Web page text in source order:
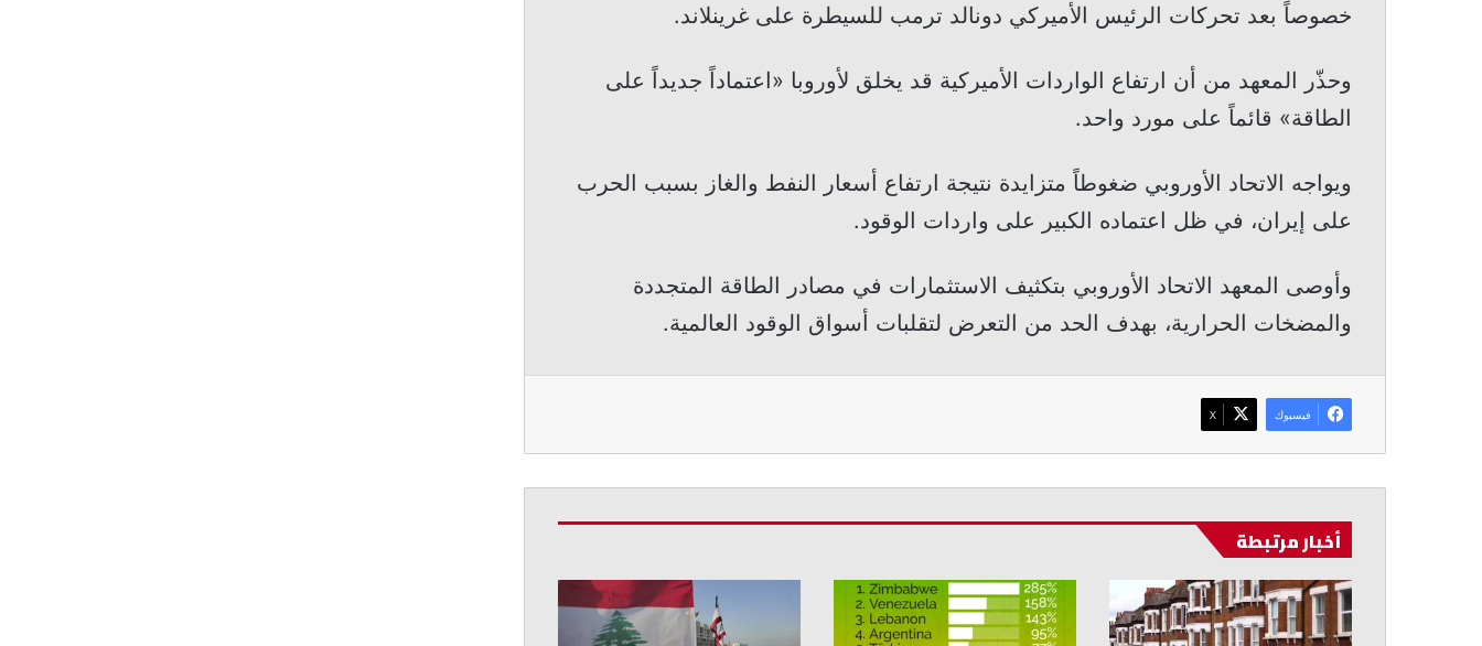
خصوصاً بعد تحركات الرئيس الأميركي دونالد ترمب للسيطرة على غرينلاند.
وحذّر المعهد من أن ارتفاع الواردات الأميركية قد يخلق لأوروبا «اعتماداً جديداً على
الطاقة» قائماً على مورد واحد.
ويواجه الاتحاد الأوروبي ضغوطاً متزايدة نتيجة ارتفاع أسعار النفط والغاز بسبب الحرب
على إيران، في ظل اعتماده الكبير على واردات الوقود.
وأوصى المعهد الاتحاد الأوروبي بتكثيف الاستثمارات في مصادر الطاقة المتجددة
والمضخات الحرارية، بهدف الحد من التعرض لتقلبات أسواق الوقود العالمية.
فيسبوك ‫X
أخبار مرتبطة